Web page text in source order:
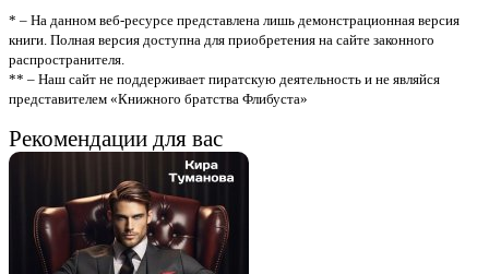
* – На данном веб-ресурсе представлена лишь демонстрационная версия
книги. Полная версия доступна для приобретения на сайте законного
распространителя.
** – Наш сайт не поддерживает пиратскую деятельность и не являйся
представителем «Книжного братства Флибуста»
Рекомендации для вас